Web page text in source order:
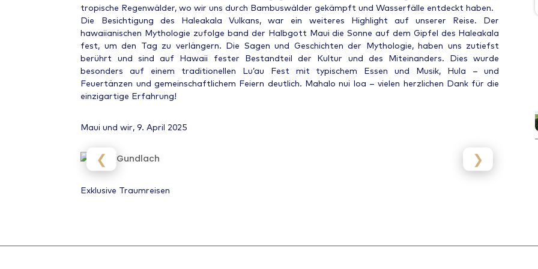
tropische Regenwälder, wo wir uns durch Bambuswälder gekämpft und Wasserfälle entdeckt haben.
Die Besichtigung des Haleakala Vulkans, war ein weiteres Highlight auf unserer Reise. Der
hawaiianischen Mythologie zufolge band der Halbgott Maui die Sonne auf dem Gipfel des Haleakala
fest, um den Tag zu verlängern. Die Sagen und Geschichten der Mythologie, haben uns zutiefst
berührt und sind auf Hawaii fester Bestandteil der Kultur und des Miteinanders. Dies wurde
besonders auf einem traditionellen Lu’au Fest mit typischem Essen und Musik, Hula – und
Feuertänzen und gemeinschaftlichem Feiern deutlich. Mahalo nui loa – vielen herzlichen Dank für die
einzigartige Erfahrung!
Maui und wir, 9. April 2025
❮ ❯
Exklusive Traumreisen